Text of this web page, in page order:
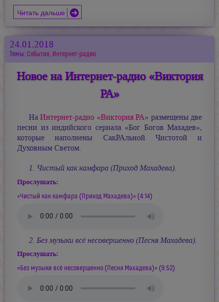
Читать дальше
24.01.2018
Темы: События, Интернет-радио
Новое на Интернет-радио «Виктория
РА»
НаИнтернет-радио «Виктория РА» размещены две
песни из индийского сериала «Бог Богов Махадев»,
которые наполнены СакРАльной Чистотой и
Духовным Светом.
1. Чистый как камфара (Приход Махадева).
Прослушать:
«Чистый как камфара (Приход Махадева)» (4:14)
2. Без музыки всё несовершенно (Песня Махадева).
Прослушать:
«Без музыки всё несовершенно (Песня Махадева)» (9:52)